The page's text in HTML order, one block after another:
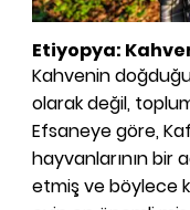
Etiyopya:
Kahvenin
olarak değil,
Efsaneye göre,
hayvanlarının bir
etmiş ve böylece